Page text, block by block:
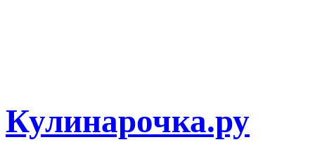
Кулинарочка.ру